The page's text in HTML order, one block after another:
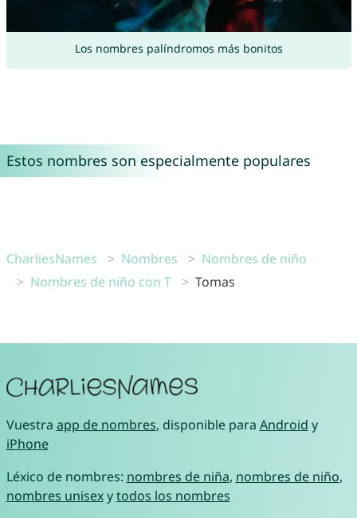
Los nombres palíndromos más bonitos
Estos nombres son especialmente populares
CharliesNames Nombres
Nombres de niño
Nombres de niño con T
Tomas
Vuestra app de nombres, disponible para Android y
iPhone
Léxico de nombres: nombres de niña, nombres de niño,
nombres unisexytodos los nombres